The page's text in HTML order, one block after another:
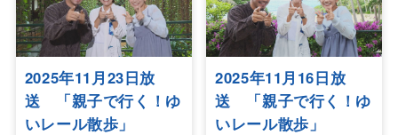
2025年11月23日放
送 「親子で行く！ゆ
いレール散歩」
2025年11月16日放
送 「親子で行く！ゆ
いレール散歩」